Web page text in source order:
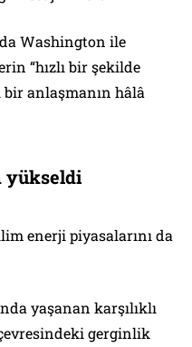
Washington ile
“hızlı bir şekilde
anlaşmanın hâlâ
yükseldi
enerji piyasalarını da
yaşanan karşılıklı
gerginlik